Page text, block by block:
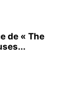
de « The